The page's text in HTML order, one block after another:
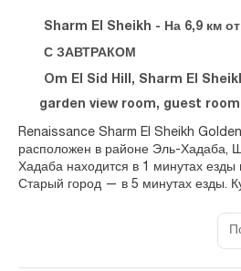
Sharm El Sheikh - На 6,9 км от
С ЗАВТРАКОМ
Om El Sid Hill, Sharm El
Renaissance Sharm El Sheikh
расположен в районе Эль-
Хадаба находится в 1 минутах езды
Старый город — в 5 минутах езды. Курорт с пляжем —
находится в 9,8 км, Голливуд в